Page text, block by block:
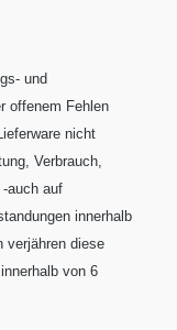
und
offenem Fehlen
nicht
Verbrauch,
auch auf
innerhalb
verjähren diese
von 6